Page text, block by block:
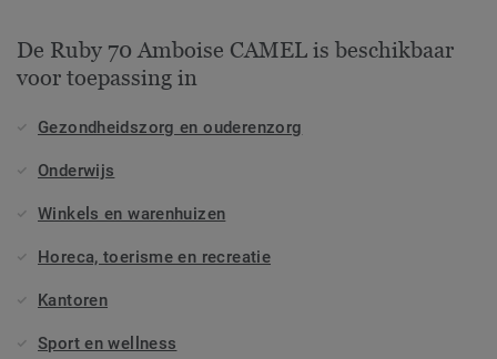
De Ruby 70 Amboise CAMEL is beschikbaar
voor toepassing in
Gezondheidszorg en ouderenzorg
Onderwijs
Winkels en warenhuizen
Horeca, toerisme en recreatie
Kantoren
Sport en wellness